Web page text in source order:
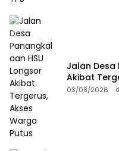
Jalan Desa
Akibat
03/08/2026